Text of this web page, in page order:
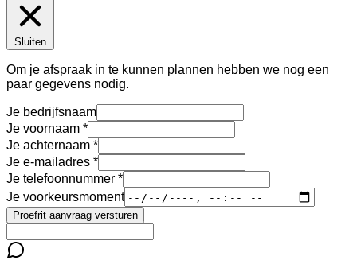
Sluiten
Om je afspraak in te kunnen plannen hebben we nog een
paar gegevens nodig.
Je bedrijfsnaam
Je voornaam
Je achternaam
Je e-mailadres
Je telefoonnummer
Je voorkeursmoment
Proefrit aanvraag versturen